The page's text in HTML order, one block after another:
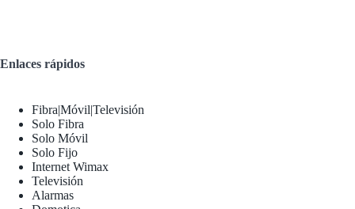
Enlaces rápidos
Fibra|Móvil|Televisión
Solo Fibra
Solo Móvil
Solo Fijo
Internet Wimax
Televisión
Alarmas